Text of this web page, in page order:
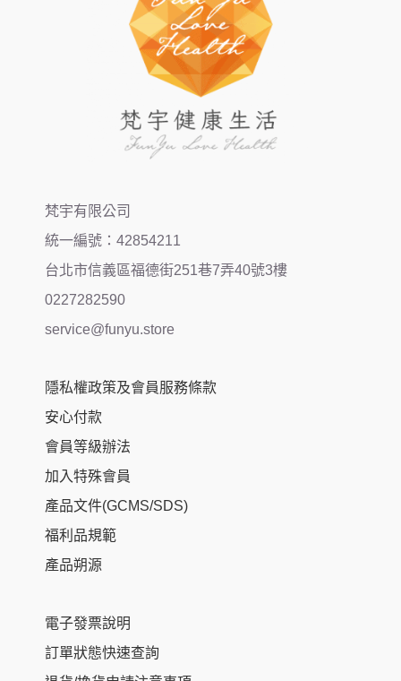
梵宇有限公司
統一編號：42854211
台北市信義區福德街251巷7弄40號3樓
0227282590
service@funyu.store
隱私權政策及會員服務條款
安心付款
會員等級辦法
加入特殊會員
產品文件(GCMS/SDS)
福利品規範
產品朔源
電子發票說明
訂單狀態快速查詢